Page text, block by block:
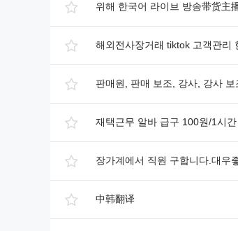
위해 한국어 라이브 방송带货主
해외전사장거래 tiktok 고객관리
판매원, 판매 보조, 강사, 강사 보
재택근무 알바 급구 100원/1시간
장가계에서 직원 구합니다.대우
中韩翻译